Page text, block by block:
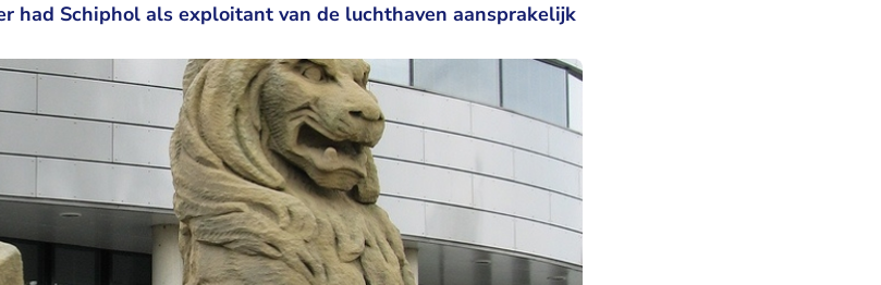
had Schiphol als exploitant van de luchthaven aansprakelijk